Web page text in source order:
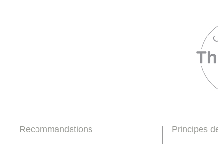
Recommandations Principes